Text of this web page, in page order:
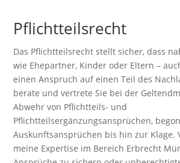
Pflichtteilsrecht
Das Pflichtteilsrecht stellt sicher, dass
wie Ehepartner, Kinder oder Eltern –
einen Anspruch auf einen Teil des
berate und vertrete Sie bei der
Abwehr von Pflichtteils- und
Pflichtteilsergänzungsansprüchen,
Auskunftsansprüchen bis hin zur Klage.
meine Expertise im Bereich Erbrecht